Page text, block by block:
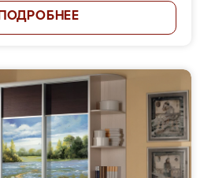
ПОДРОБНЕЕ